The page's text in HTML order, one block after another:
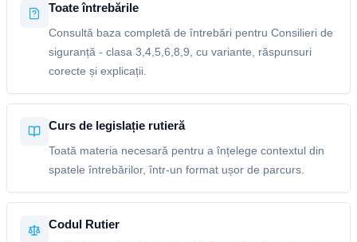
Toate întrebările
Consultă baza completă de întrebări pentru Consilieri de
siguranță - clasa 3,4,5,6,8,9, cu variante, răspunsuri
corecte și explicații.
Curs de legislație rutieră
Toată materia necesară pentru a înțelege contextul din
spatele întrebărilor, într-un format ușor de parcurs.
Codul Rutier